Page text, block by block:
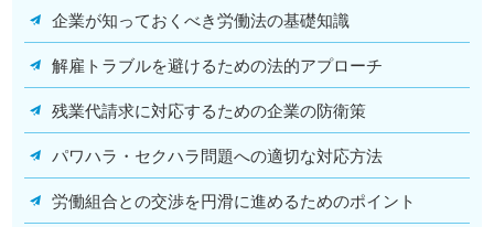
企業が知っておくべき労働法の基礎知識
解雇トラブルを避けるための法的アプローチ
残業代請求に対応するための企業の防衛策
パワハラ・セクハラ問題への適切な対応方法
労働組合との交渉を円滑に進めるためのポイント